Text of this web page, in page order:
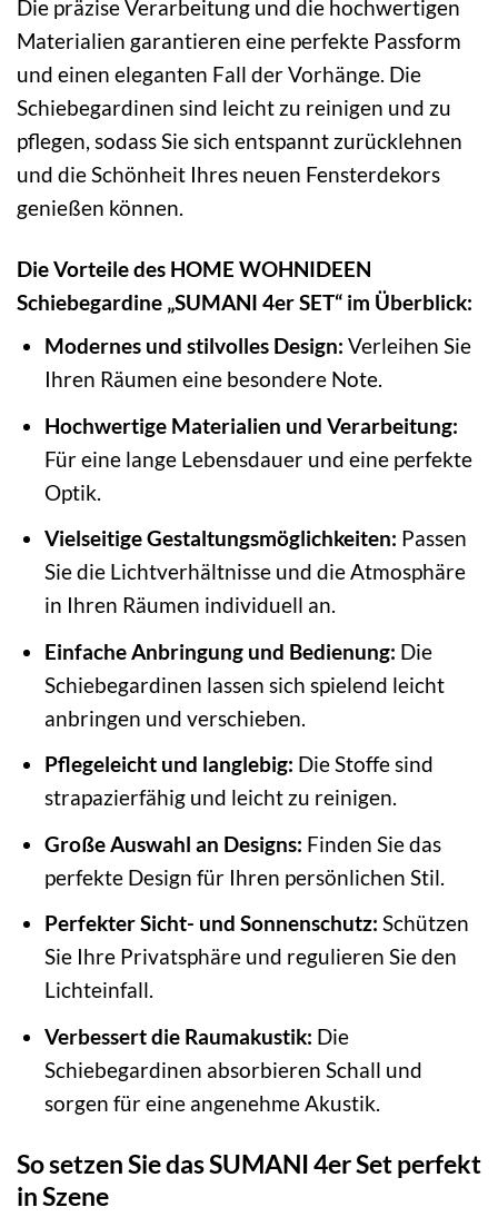
Die präzise Verarbeitung und die hochwertigen
Materialien garantieren eine perfekte Passform
und einen eleganten Fall der Vorhänge. Die
Schiebegardinen sind leicht zu reinigen und zu
pflegen, sodass Sie sich entspannt zurücklehnen
und die Schönheit Ihres neuen Fensterdekors
genießen können.
Die Vorteile des HOME WOHNIDEEN
Schiebegardine „SUMANI 4er SET“ im Überblick:
Modernes und stilvolles Design: Verleihen Sie
Ihren Räumen eine besondere Note.
Hochwertige Materialien und Verarbeitung:
Für eine lange Lebensdauer und eine perfekte
Optik.
Vielseitige Gestaltungsmöglichkeiten: Passen
Sie die Lichtverhältnisse und die Atmosphäre
in Ihren Räumen individuell an.
Einfache Anbringung und Bedienung: Die
Schiebegardinen lassen sich spielend leicht
anbringen und verschieben.
Pflegeleicht und langlebig: Die Stoffe sind
strapazierfähig und leicht zu reinigen.
Große Auswahl an Designs: Finden Sie das
perfekte Design für Ihren persönlichen Stil.
Perfekter Sicht- und Sonnenschutz: Schützen
Sie Ihre Privatsphäre und regulieren Sie den
Lichteinfall.
Verbessert die Raumakustik: Die
Schiebegardinen absorbieren Schall und
sorgen für eine angenehme Akustik.
So setzen Sie das SUMANI 4er Set perfekt
in Szene